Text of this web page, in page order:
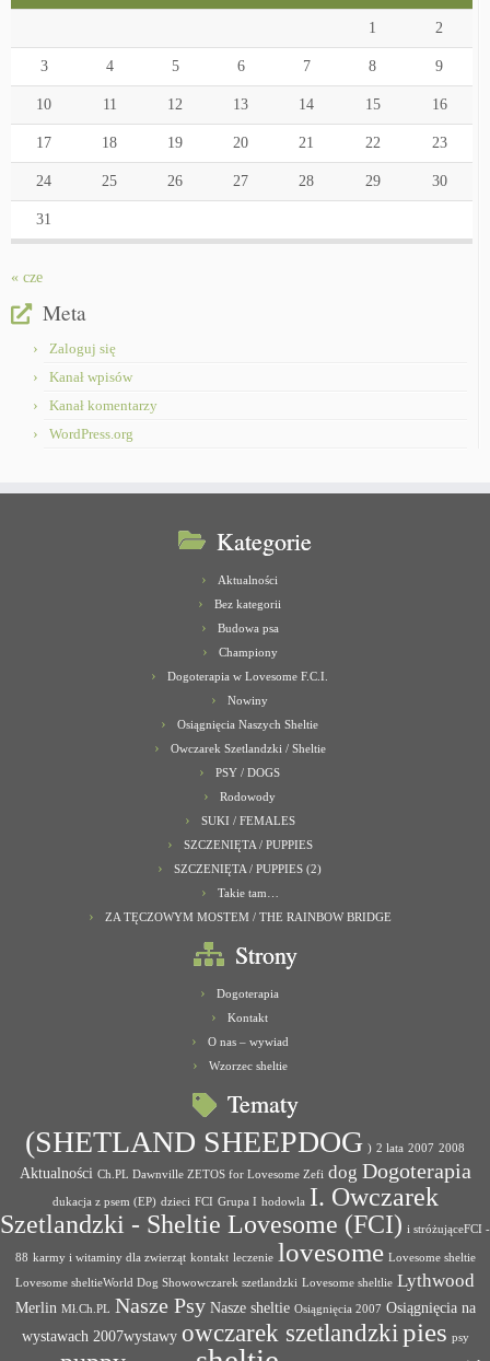
1 2
3 4 5 6 7 8 9
10 11 12 13 14 15 16
17 18 19 20 21 22 23
24 25 26 27 28 29 30
31
« cze
Meta
Zaloguj się
Kanał wpisów
Kanał komentarzy
WordPress.org
Kategorie
Aktualności
Bez kategorii
Budowa psa
Championy
Dogoterapia w Lovesome F.C.I.
Nowiny
Osiągnięcia Naszych Sheltie
Owczarek Szetlandzki / Sheltie
PSY / DOGS
Rodowody
SUKI / FEMALES
SZCZENIĘTA / PUPPIES
SZCZENIĘTA / PUPPIES (2)
Takie tam…
ZA TĘCZOWYM MOSTEM / THE RAINBOW BRIDGE
Strony
Dogoterapia
Kontakt
O nas – wywiad
Wzorzec sheltie
Tematy
(SHETLAND SHEEPDOG ) 2 lata 2007 2008
Aktualności Ch.PL Dawnville ZETOS for Lovesome Zefi dog Dogoterapia
dukacja z psem (EP) dzieci FCI Grupa I hodowla I. Owczarek
Szetlandzki - Sheltie Lovesome (FCI) i stróżująceFCI -
88 karmy i witaminy dla zwierząt kontakt leczenie lovesome Lovesome sheltie
Lovesome sheltieWorld Dog Showowczarek szetlandzki Lovesome sheltlie Lythwood
Merlin Mł.Ch.PL Nasze Psy Nasze sheltie Osiągnięcia 2007 Osiągnięcia na
wystawach 2007wystawy owczarek szetlandzkipies psy